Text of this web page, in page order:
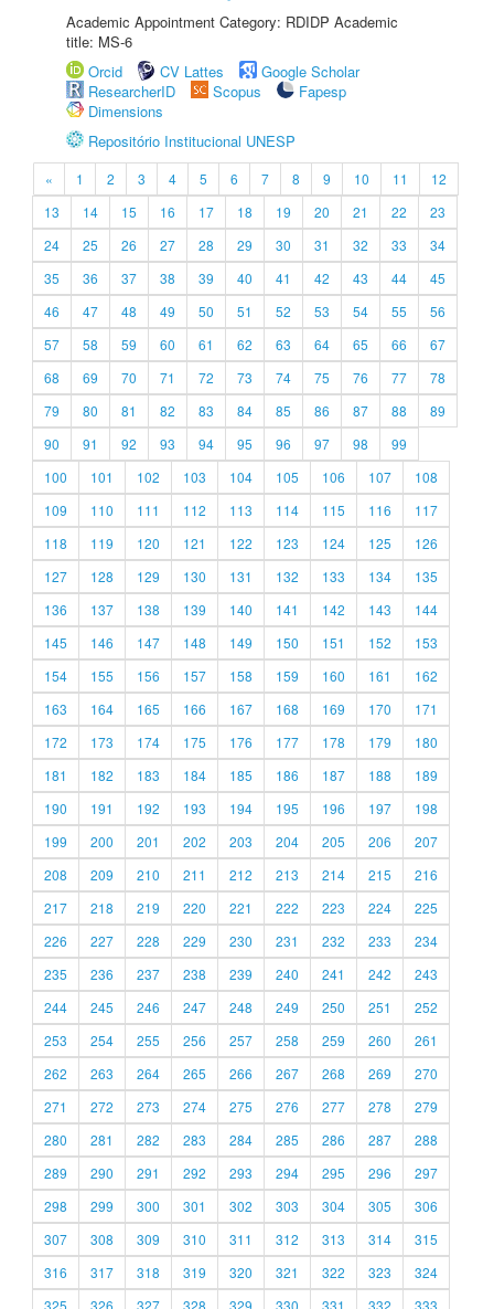
Academic Appointment Category: RDIDP Academic
title: MS-6
Orcid
CV Lattes
Google Scholar
ResearcherID
Scopus
Fapesp
Dimensions
Repositório Institucional UNESP
« 1 2 3 4 5 6 7 8 9 10 11
12
13
14 15 16 17 18 19 20 21 22
23
24
25 26 27 28 29 30 31 32 33
34
35
36 37 38 39 40 41 42 43 44
45
46
47 48 49 50 51 52 53 54 55
56
57
58 59 60 61 62 63 64 65 66
67
68
69 70 71 72 73 74 75 76 77
78
79
80 81 82 83 84 85 86 87 88
89
90
91 92 93 94 95 96 97 98
99
100
101 102 103 104 105 106 107
108
109
110 111 112 113 114 115 116
117
118
119 120 121 122 123 124 125
126
127
128 129 130 131 132 133 134
135
136
137 138 139 140 141 142 143
144
145
146 147 148 149 150 151 152
153
154
155 156 157 158 159 160 161
162
163
164 165 166 167 168 169 170
171
172
173 174 175 176 177 178 179
180
181
182 183 184 185 186 187 188
189
190
191 192 193 194 195 196 197
198
199
200 201 202 203 204 205 206
207
208
209 210 211 212 213 214 215
216
217
218 219 220 221 222 223 224
225
226
227 228 229 230 231 232 233
234
235
236 237 238 239 240 241 242
243
244
245 246 247 248 249 250 251
252
253
254 255 256 257 258 259 260
261
262
263 264 265 266 267 268 269
270
271
272 273 274 275 276 277 278
279
280
281 282 283 284 285 286 287
288
289
290 291 292 293 294 295 296
297
298
299 300 301 302 303 304 305
306
307
308 309 310 311 312 313 314
315
316
317 318 319 320 321 322 323
324
325
326 327 328 329 330 331 332 333